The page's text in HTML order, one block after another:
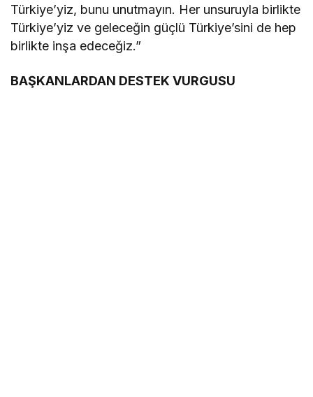
Türkiye’yiz, bunu unutmayın. Her unsuruyla birlikte
Türkiye’yiz ve geleceğin güçlü Türkiye’sini de hep
birlikte inşa edeceğiz.”
BAŞKANLARDAN DESTEK VURGUSU